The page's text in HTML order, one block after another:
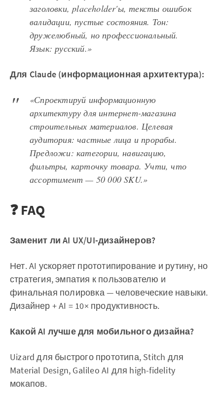
заголовки, placeholder'ы, тексты ошибок
валидации, пустые состояния. Тон:
дружелюбный, но профессиональный.
Язык: русский.»
Для Claude (информационная архитектура):
«Спроектируй информационную
архитектуру для интернет-магазина
строительных материалов. Целевая
аудитория: частные лица и прорабы.
Предложи: категории, навигацию,
фильтры, карточку товара. Учти, что
ассортимент — 50 000 SKU.»
❓ FAQ
Заменит ли AI UX/UI-дизайнеров?
Нет. AI ускоряет прототипирование и рутину, но
стратегия, эмпатия к пользователю и
финальная полировка — человеческие навыки.
Дизайнер + AI = 10× продуктивность.
Какой AI лучше для мобильного дизайна?
Uizard для быстрого прототипа, Stitch для
Material Design, Galileo AI для high-fidelity
мокапов.